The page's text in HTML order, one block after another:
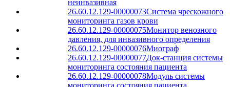
неинвазивная
26.60.12.129-00000073Система чрескожного
мониторинга газов крови
26.60.12.129-00000075Монитор венозного
давления, для инвазивного определения
26.60.12.129-00000076Миограф
26.60.12.129-00000077Док-станция системы
мониторинга состояния пациента
26.60.12.129-00000078Модуль системы